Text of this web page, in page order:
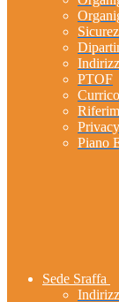
PTOF
Piano
Sede Sraffa